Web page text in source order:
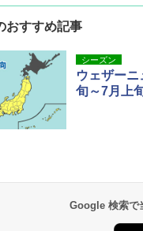
10,450円～
7,950円～
おすすめ記事
シーズン
ウェザー
旬～7月上
Google 検索で